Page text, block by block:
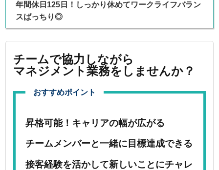
年間休日125日！しっかり休めてワークライフバラン
スばっちり◎
チームで協力しながら
マネジメント業務をしませんか？
おすすめポイント
昇格可能！キャリアの幅が広がる
チームメンバーと一緒に目標達成できる
接客経験を活かして新しいことにチャレ